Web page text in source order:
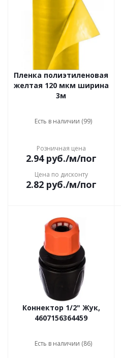
Пленка полиэтиленовая
желтая 120 мкм ширина
3м
Есть в наличии (99)
Розничная цена
2.94руб./м/пог
Цена по дисконту
2.82руб./м/пог
Коннектор 1/2" Жук,
4607156364459
Есть в наличии (86)